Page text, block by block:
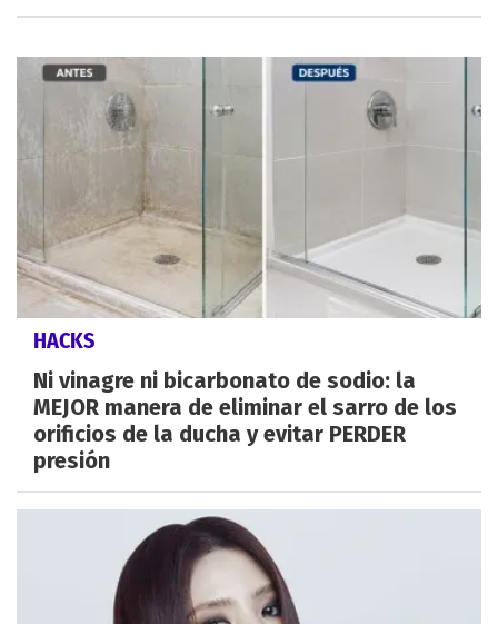
HACKS
Ni vinagre ni bicarbonato de sodio: la
MEJOR manera de eliminar el sarro de los
orificios de la ducha y evitar PERDER
presión